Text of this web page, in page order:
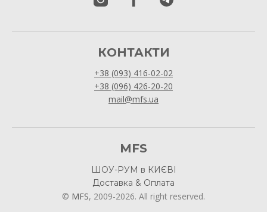
КОНТАКТИ
+38 (093) 416-02-02
+38 (096) 426-20-20
mail@mfs.ua
MFS
ШОУ-РУМ в КИЄВІ
Доставка & Оплата
© MFS, 2009-2026. All right reserved.